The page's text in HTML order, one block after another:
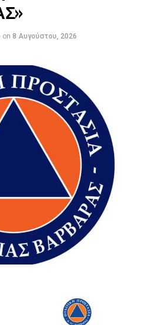
on 8 Αυγούστου, 2026